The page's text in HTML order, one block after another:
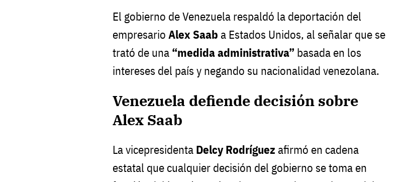
El gobierno de Venezuela respaldó la deportación del
empresario Alex Saab a Estados Unidos, al señalar que se
trató de una “medida administrativa” basada en los
intereses del país y negando su nacionalidad venezolana.
Venezuela defiende decisión sobre
Alex Saab
La vicepresidenta Delcy Rodríguez afirmó en cadena
estatal que cualquier decisión del gobierno se toma en